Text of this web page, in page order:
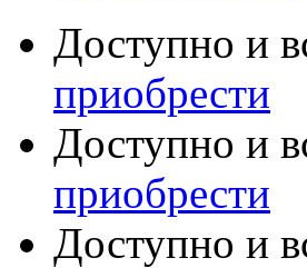
Доступно и
приобрести
Доступно и
приобрести
Доступно и